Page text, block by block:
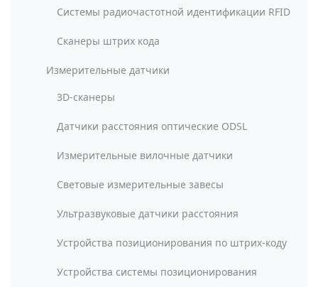
Системы радиочастотной идентификации RFID
Сканеры штрих кода
Измерительные датчики
3D-сканеры
Датчики расстояния оптические ODSL
Измерительные вилочные датчики
Световые измерительные завесы
Ультразвуковые датчики расстояния
Устройства позиционирования по штрих-коду
Устройства системы позиционирования